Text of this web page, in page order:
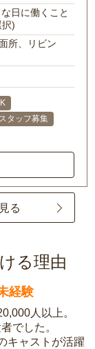
日に働くこと
)
所、リビン
タッフ募集
る
る理由
経験
人以上。
でした。
キャストが活躍